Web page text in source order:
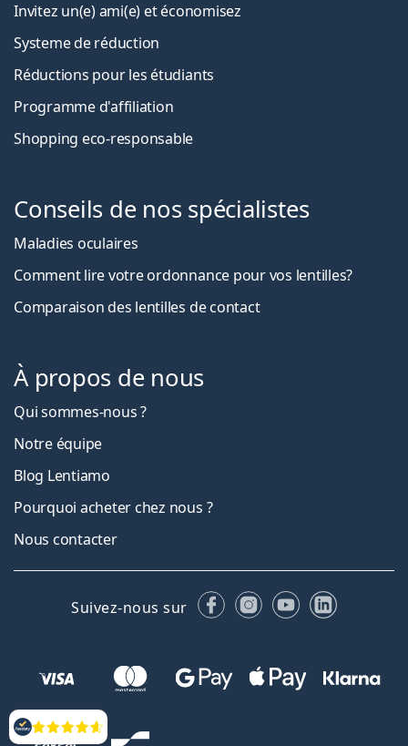
Évaluation
Invitez un(e) ami(e) et économisez
Systeme de réduction
Réductions pour les étudiants
Programme d'affiliation
Shopping eco-responsable
Conseils de nos spécialistes
Maladies oculaires
Comment lire votre ordonnance pour vos lentilles?
Comparaison des lentilles de contact
À propos de nous
Qui sommes-nous ?
Notre équipe
Blog Lentiamo
Pourquoi acheter chez nous ?
Nous contacter
Suivez-nous sur FacebookInstagram
YouTubeLinkedIn